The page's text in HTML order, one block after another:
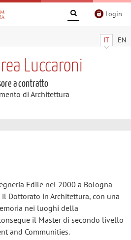
Login
IT EN
Luccaroni
a contratto
di Architettura
Edile nel 2000 a Bologna
Dottorato in Architettura, con una
nei luoghi della
il Master di secondo livello
and Communities.